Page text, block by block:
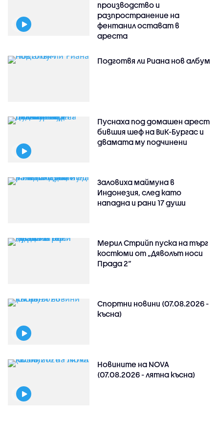
производство и
разпространение на
фентанил остават в
ареста
Подготвя ли Риана нов албум
Пуснаха под домашен арест
бившия шеф на ВиК-Бургас и
двамата му подчинени
Заловиха маймуна в
Индонезия, след като
нападна и рани 17 души
Мерил Стрийп пуска на търг
костюми от „Дяволът носи
Прада 2“
Спортни новини (07.08.2026 -
късна)
Новините на NOVA
(07.08.2026 - лятна късна)